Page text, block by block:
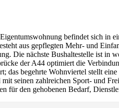
befindet sich in
aus gepflegten Mehr- und
Die nächste Bushaltestelle ist in
der A44 optimiert die
das begehrte Wohnviertel stellt
seinen zahlreichen Sport- und
für den gehobenen Bedarf,